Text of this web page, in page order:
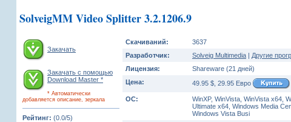
SolveigMM Video Splitter 3.2.1206.9
Закачать
Закачать с помощью
Download Master *
* Автоматически
добавляется описание, зеркала
Рейтинг: (0.0/5)
Скачиваний:
3637
Разработчик:
Solveig Multimedia | Другие
Лицензия:
Shareware (21 дней)
Цена:
49.95 $, 29.95 Евро
ОС:
WinXP, WinVista, WinVista x64,
Ultimate x64, Windows Media
Windows Vista Busi